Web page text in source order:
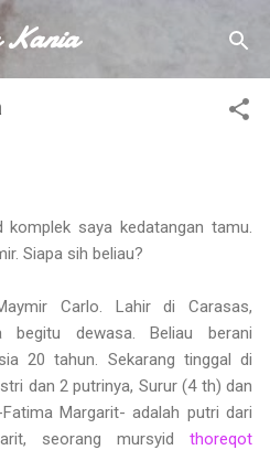
content
Kania
saya kedatangan tamu.
Siapa sih beliau?
Carlo. Lahir di Carasas,
begitu dewasa. Beliau berani
20 tahun. Sekarang tinggal di
dan 2 putrinya, Surur (4 th) dan
Margarit- adalah putri dari
seorang mursyid thoreqot